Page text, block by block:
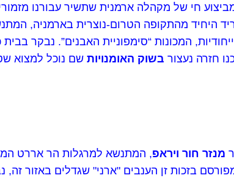
חי של מקהלה ארמנית שתשיר עבורנו
המכונות “סימפוניית האבנים”. נבקר
חזרה נעצור בשוק האומנויות שם נוכל למצוא
מנזר חור ויראפ, המתנשא למרגלות הר אררט
בזכות זן הענבים "ארני" שגדלים באזור